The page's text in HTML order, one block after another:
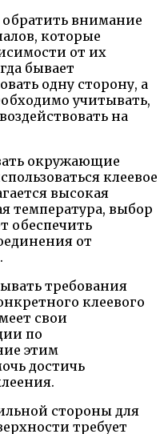
внимание
которые
от их
бывает
одну сторону, а
учитывать,
на
окружающие
клеевое
высокая
температура, выбор
обеспечить
от
требования
клеевого
свои
по
этим
достичь
стороны для
требует